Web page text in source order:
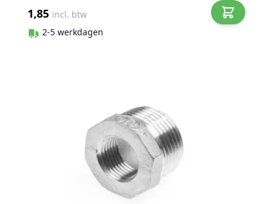
1,85 incl. btw
2-5 werkdagen